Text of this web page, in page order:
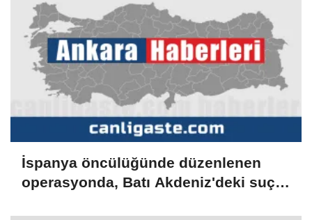
İspanya öncülüğünde düzenlenen
operasyonda, Batı Akdeniz'deki suç